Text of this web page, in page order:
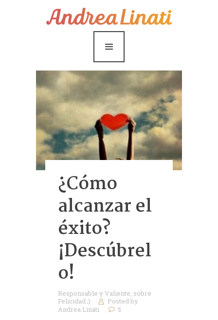
¿Cómo funciona?
Servicios
Coaching Gratis
Conóceme
Contáctame
Blog
¿Cómo
alcanzar el
éxito?
¡Descúbrel
o!
Responsable y Valiente, sobre
Felicidad ;)
Posted by
Andrea Linati
5